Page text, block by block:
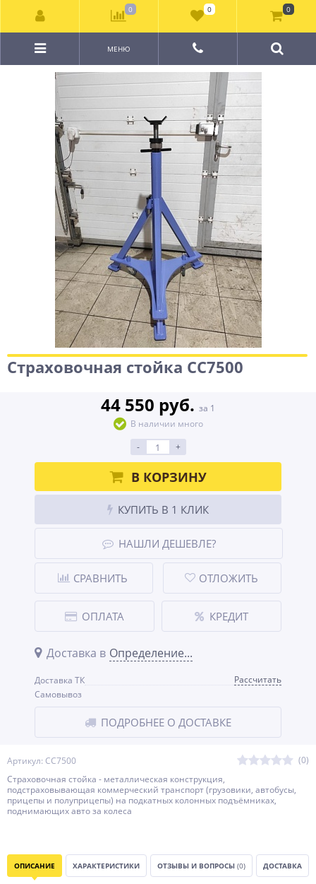
МЕНЮ
Страховочная стойка СС7500
Артикул: СС7500
(0)
Страховочная стойка - металлическая конструкция,
подстраховывающая коммерческий транспорт (грузовики, автобусы,
прицепы и полуприцепы) на подкатных колонных подъёмниках,
поднимающих авто за колеса
44 550 руб. за 1
В наличии много
-
+
В КОРЗИНУ
КУПИТЬ В 1 КЛИК
НАШЛИ ДЕШЕВЛЕ?
СРАВНИТЬ ОТЛОЖИТЬ
ОПЛАТА КРЕДИТ
Доставка в Определение...
Доставка ТК
Рассчитать
Самовывоз
ПОДРОБНЕЕ О ДОСТАВКЕ
ОПИСАНИЕ ХАРАКТЕРИСТИКИ ОТЗЫВЫ И ВОПРОСЫ (0) ДОСТАВКА
0 0 0